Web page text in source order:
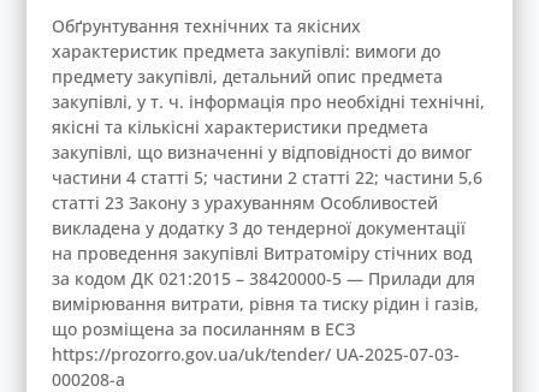
Обґрунтування технічних та якісних
характеристик предмета закупівлі: вимоги до
предмету закупівлі, детальний опис предмета
закупівлі, у т. ч. інформація про необхідні технічні,
якісні та кількісні характеристики предмета
закупівлі, що визначенні у відповідності до вимог
частини 4 статті 5; частини 2 статті 22; частини 5,6
статті 23 Закону з урахуванням Особливостей
викладена у додатку 3 до тендерної документації
на проведення закупівлі Витратоміру стічних вод
за кодом ДК 021:2015 – 38420000-5 — Прилади для
вимірювання витрати, рівня та тиску рідин і газів,
що розміщена за посиланням в ЕСЗ
https://prozorro.gov.ua/uk/tender/ UA-2025-07-03-
000208-a